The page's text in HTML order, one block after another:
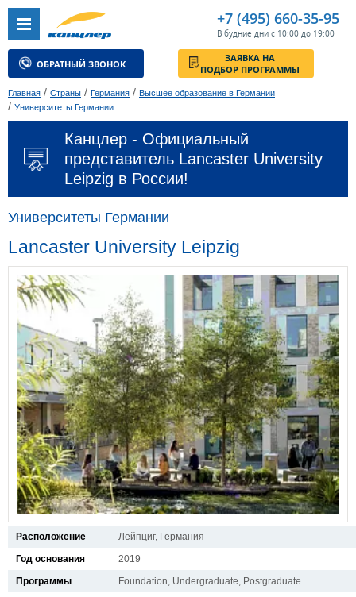
+7 (495) 660-35-95
В будние дни с 10:00 до 19:00
ОБРАТНЫЙ ЗВОНОК
ЗАЯВКА НА
ПОДБОР ПРОГРАММЫ
Главная / Страны / Германия / Высшее образование в Германии
/ Университеты Германии
Канцлер - Официальный
представитель Lancaster University
Leipzig в России!
Университеты Германии
Lancaster University Leipzig
Расположение
Лейпциг, Германия
Год основания
2019
Программы
Foundation, Undergraduate, Postgraduate